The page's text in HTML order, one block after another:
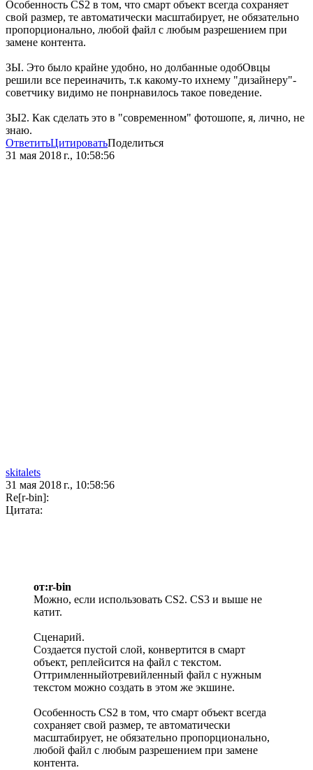
Особенность CS2 в том, что смарт объект всегда сохраняет
свой размер, те автоматически масштабирует, не обязательно
пропорционально, любой файл с любым разрешением при
замене контента.
ЗЫ. Это было крайне удобно, но долбанные одобОвцы
решили все переиначить, т.к какому-то ихнему "дизайнеру"-
советчику видимо не понрнавилось такое поведение.
ЗЫ2. Как сделать это в "современном" фотошопе, я, лично, не
знаю.
ОтветитьЦитироватьПоделиться
31 мая 2018 г., 10:58:56
skitalets
31 мая 2018 г., 10:58:56
Re[r-bin]:
Цитата:
от:r-bin
Можно, если использовать CS2. CS3 и выше не
катит.
Сценарий.
Создается пустой слой, конвертится в смарт
объект, реплейсится на файл с текстом.
Оттримленныйотревийленный файл с нужным
текстом можно создать в этом же экшине.
Особенность CS2 в том, что смарт объект всегда
сохраняет свой размер, те автоматически
масштабирует, не обязательно пропорционально,
любой файл с любым разрешением при замене
контента.